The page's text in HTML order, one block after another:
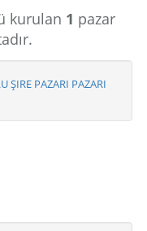
kurulan 1 pazar
ŞIRE PAZARI PAZARI